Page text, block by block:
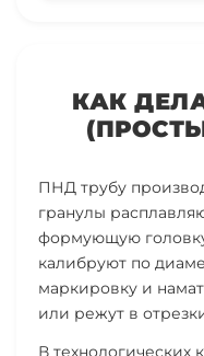
КАК
ПНД трубу
гранулы
формующую
калибруют по
маркировку и
или режут в
В технологических